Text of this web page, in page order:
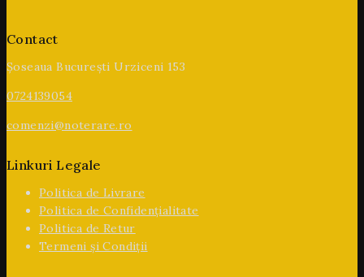
Contact
Șoseaua București Urziceni 153
0724139054
comenzi@noterare.ro
Linkuri Legale
Politica de Livrare
Politica de Confidențialitate
Politica de Retur
Termeni și Condiții